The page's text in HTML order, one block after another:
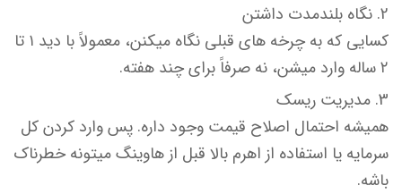
نگاه بلندمدت داشتن
کسایی که به چرخه های قبلی نگاه میکنن، معمولاً با دید ۱ تا
۲ ساله وارد میشن، نه صرفاً برای چند هفته.
مدیریت ریسک
همیشه احتمال اصلاح قیمت وجود داره. پس وارد کردن کل
سرمایه یا استفاده از اهرم بالا قبل از هاوینگ میتونه خطرناک
باشه.